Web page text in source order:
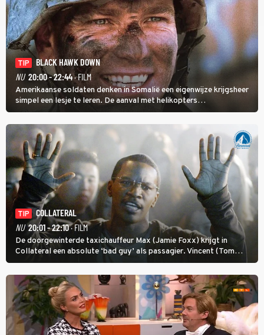
TIP
BLACK HAWK DOWN
NU 20:00 - 22:44· FILM
Amerikaanse soldaten denken in Somalië een eigenwijze krijgsheer
simpel een lesje te leren. De aanval met helikopters
verloopt in Black Hawk down dramatisch.
TIP
COLLATERAL
NU 20:01 - 22:10· FILM
De doorgewinterde taxichauffeur Max (Jamie Foxx) krijgt in
Collateral een absolute ‘bad guy’ als passagier. Vincent (Tom
Cruise) heeft hem nodig om hem de stad door te loodsen om een
wel heel lugubere reden.